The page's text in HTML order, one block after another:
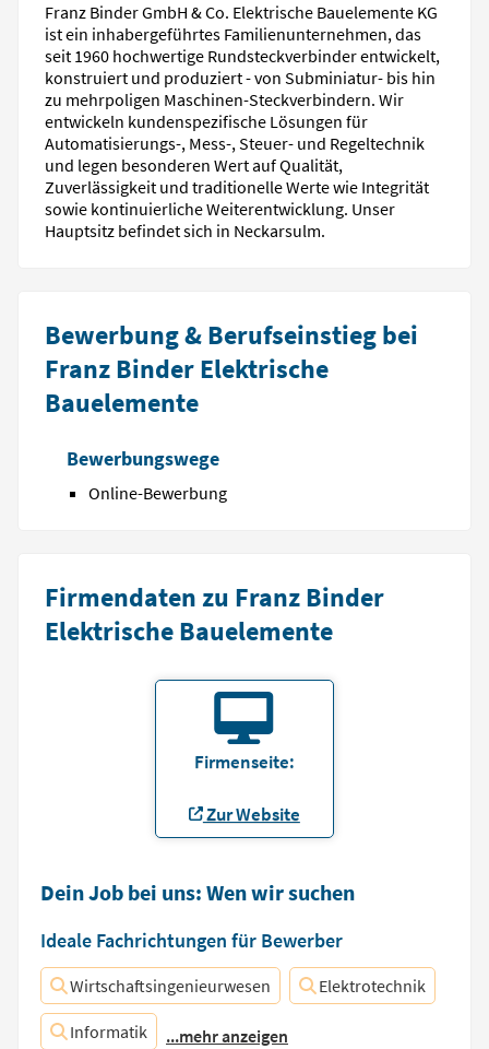
Franz Binder GmbH & Co. Elektrische Bauelemente KG
ist ein inhabergeführtes Familienunternehmen, das
seit 1960 hochwertige Rundsteckverbinder entwickelt,
konstruiert und produziert - von Subminiatur- bis hin
zu mehrpoligen Maschinen-Steckverbindern. Wir
entwickeln kundenspezifische Lösungen für
Automatisierungs-, Mess-, Steuer- und Regeltechnik
und legen besonderen Wert auf Qualität,
Zuverlässigkeit und traditionelle Werte wie Integrität
sowie kontinuierliche Weiterentwicklung. Unser
Hauptsitz befindet sich in Neckarsulm.
Bewerbung & Berufseinstieg bei
Franz Binder Elektrische
Bauelemente
Bewerbungswege
Online-Bewerbung
Firmendaten zu Franz Binder
Elektrische Bauelemente
Firmenseite:
Zur Website
Dein Job bei uns: Wen wir suchen
Ideale Fachrichtungen für Bewerber
Wirtschaftsingenieurwesen Elektrotechnik
Informatik ...mehr anzeigen